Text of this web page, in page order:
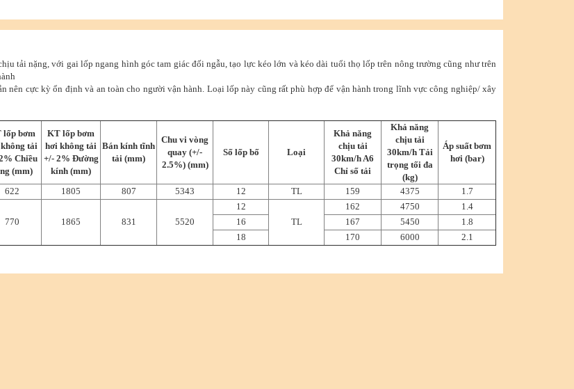
tải nặng, với gai lốp ngang hình góc tam giác đối ngẫu, tạo lực kéo lớn và kéo dài tuổi thọ lốp trên nông trường cũng như trên
nên cực kỳ ổn định và an toàn cho người vận hành. Loại lốp này cũng rất phù hợp để vận hành trong lĩnh vực công nghiệp/ xây
lốp bơm
tải
Chiều
(mm)
KT lốp bơm
hơi không tải
+/- 2% Đường
kính (mm)
Bán kính tĩnh
tải (mm)
Chu vi vòng
quay (+/-
2.5%) (mm)
Số lốp bố Loại
Khả năng
chịu tải
30km/h A6
Chỉ số tải
Khả năng
chịu tải
30km/h Tải
trọng tối đa
(kg)
Áp suất bơm
hơi (bar)
622 1805 807 5343 12 TL 159 4375 1.7
770 1865 831 5520
12
TL
162 4750
1.4
16
167 5450
1.8
18
170 6000 2.1